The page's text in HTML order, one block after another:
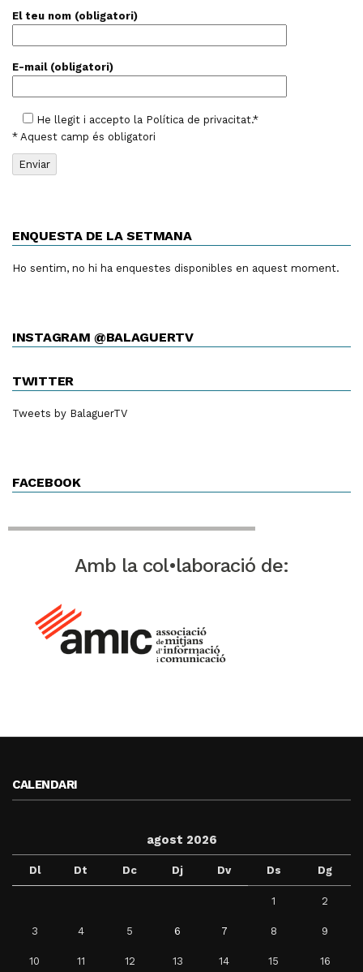
El teu nom (obligatori)
E-mail (obligatori)
He llegit i accepto la Política de privacitat.*
* Aquest camp és obligatori
ENQUESTA DE LA SETMANA
Ho sentim, no hi ha enquestes disponibles en aquest moment.
INSTAGRAM @BALAGUERTV
TWITTER
Tweets by BalaguerTV
FACEBOOK
Amb la col•laboració de:
CALENDARI
agost 2026
Dl Dt Dc Dj Dv Ds Dg
1 2
3 4 5 6 7 8 9
10 11 12 13 14 15 16